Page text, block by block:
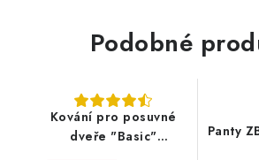
Podobné
Kování pro posuvné
dveře "Basic"
Panty